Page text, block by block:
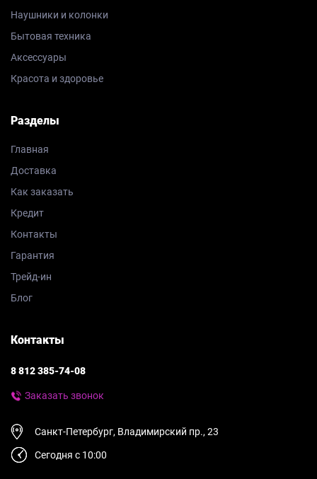
Наушники и колонки
Бытовая техника
Аксессуары
Красота и здоровье
Разделы
Главная
Доставка
Как заказать
Кредит
Контакты
Гарантия
Трейд-ин
Блог
Контакты
8 812 385-74-08
Заказать звонок
Санкт-Петербург, Владимирский пр., 23
Сегодня с 10:00